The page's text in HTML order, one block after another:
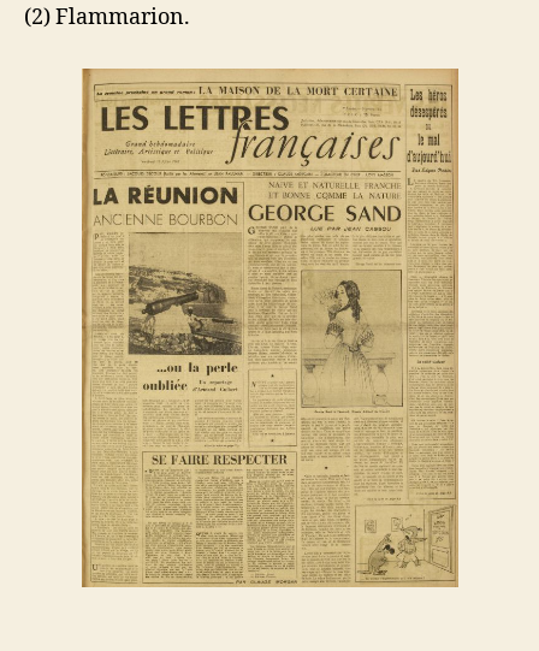
(2) Flammarion.